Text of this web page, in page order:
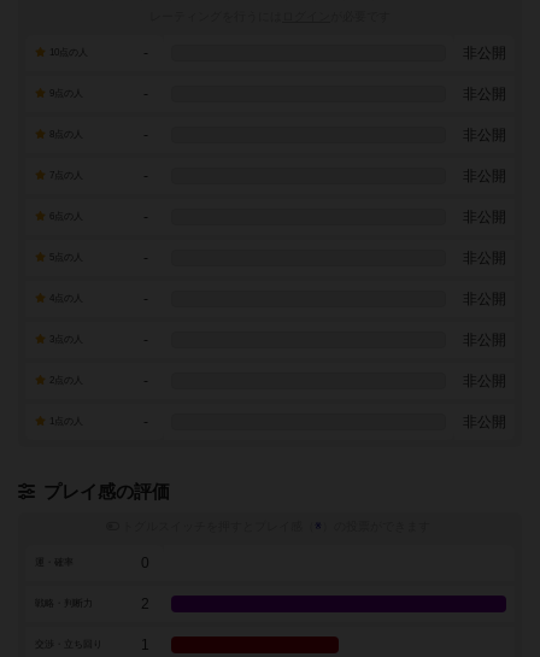
- 非公開
- 非公開
- 非公開
7点の人 - 非公開
- 非公開
- 非公開
- 非公開
- 非公開
- 非公開
- 非公開
プレイ感の評価
※
0
戦略・判断力 2
1